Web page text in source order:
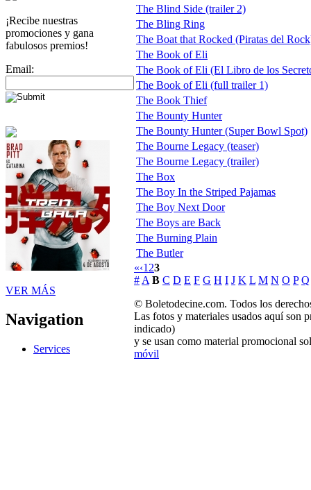
¡Recibe nuestras
promociones y gana
fabulosos premios!
Email:
VER MÁS
Navigation
Services
The Blind Side (trailer 2)
The Bling Ring
The Boat that Rocked (Piratas del
The Book of Eli
The Book of Eli (El Libro de los
The Book of Eli (full trailer 1)
The Book Thief
The Bounty Hunter
The Bounty Hunter (Super Bowl Spot)
The Bourne Legacy (teaser)
The Bourne Legacy (trailer)
The Box
The Boy In the Striped Pajamas
The Boy Next Door
The Boys are Back
The Burning Plain
The Butler
«‹1 23
# A B C D E F G H I J K L M N O P Q
© Boletodecine.com. Todos los
Las fotos y materiales usados aquí son
indicado)
y se usan como material promocional
móvil